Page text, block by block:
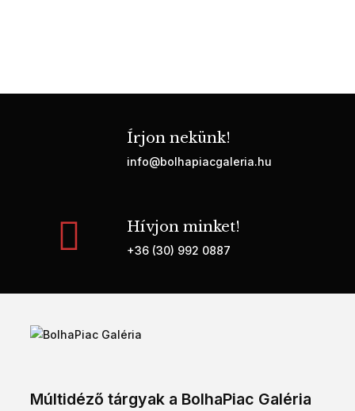
Írjon nekünk!
info@bolhapiacgaleria.hu
Hívjon minket!
+36 (30) 992 0887
Múltidéző tárgyak a BolhaPiac Galéria